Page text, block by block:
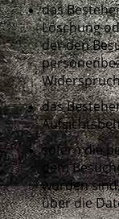
das
Löschung
der den
das
sofern die
dem
worden
über die